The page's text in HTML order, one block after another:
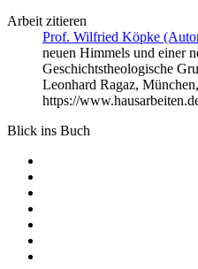
Arbeit zitieren
Prof. Wilfried Köpke
neuen Himmels und einer
Geschichtstheologische
Leonhard Ragaz,
https://
Blick ins Buch